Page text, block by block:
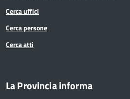
Cerca uffici
Cerca persone
Cerca atti
La Provincia informa